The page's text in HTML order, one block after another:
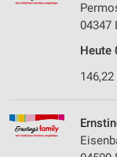
04347
Heute